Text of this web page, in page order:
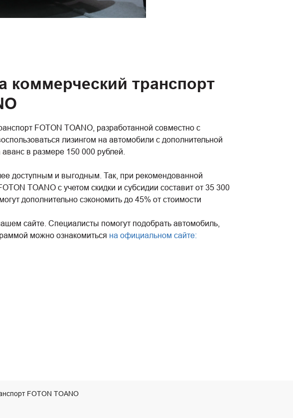
коммерческий транспорт
FOTON TOANO, разработанной совместно с
лизингом на автомобили с дополнительной
в размере 150 000 рублей.
доступным и выгодным. Так, при рекомендованной
TOANO с учетом скидки и субсидии составит от 35 300
дополнительно сэкономить до 45% от стоимости
сайте. Специалисты помогут подобрать автомобиль,
можно ознакомиться на официальном сайте:
FOTON TOANO